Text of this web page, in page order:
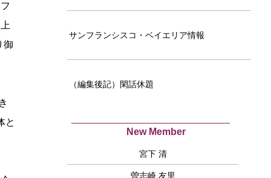
御
と
サンフランシスコ・ベイエリア情報
（編集後記）閑話休題
New Member
宮下 清
曽志崎 友里